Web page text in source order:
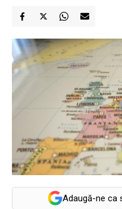
Adaugă-ne ca